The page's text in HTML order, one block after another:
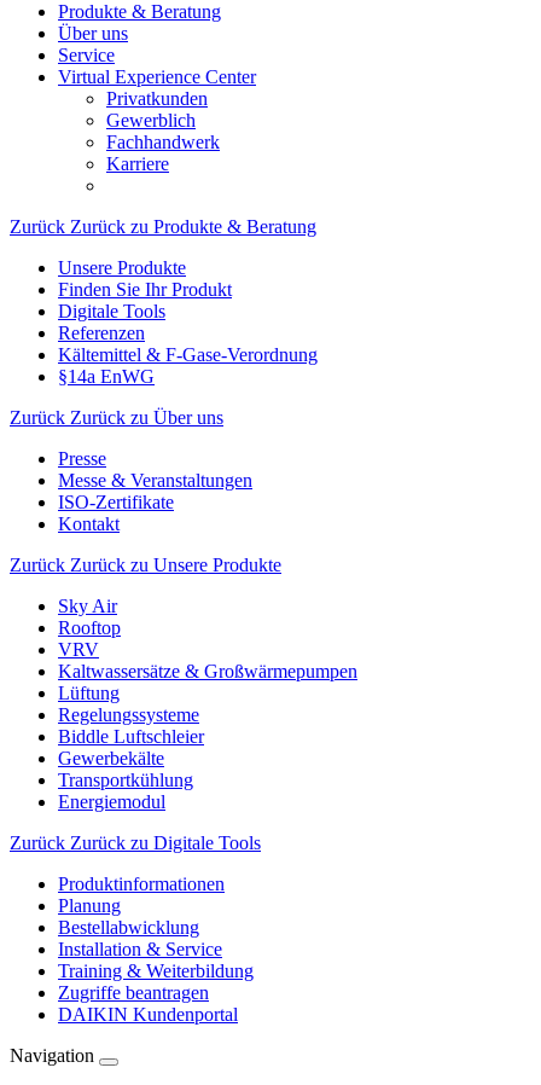
Produkte & Beratung
Über uns
Service
Virtual Experience Center
Privatkunden
Gewerblich
Fachhandwerk
Karriere
Zurück Zurück zu Produkte & Beratung
Unsere Produkte
Finden Sie Ihr Produkt
Digitale Tools
Referenzen
Kältemittel & F-Gase-Verordnung
§14a EnWG
Zurück Zurück zu Über uns
Presse
Messe & Veranstaltungen
ISO-Zertifikate
Kontakt
Zurück Zurück zu Unsere Produkte
Sky Air
Rooftop
VRV
Kaltwassersätze & Großwärmepumpen
Lüftung
Regelungssysteme
Biddle Luftschleier
Gewerbekälte
Transportkühlung
Energiemodul
Zurück Zurück zu Digitale Tools
Produktinformationen
Planung
Bestellabwicklung
Installation & Service
Training & Weiterbildung
Zugriffe beantragen
DAIKIN Kundenportal
Navigation